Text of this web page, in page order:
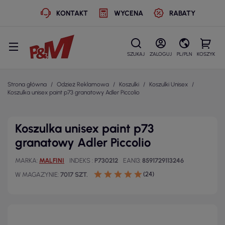
KONTAKT WYCENA RABATY
SZUKAJ ZALOGUJ PL/PLN KOSZYK
Strona główna Odzież Reklamowa Koszulki
Koszulki Unisex
Koszulka unisex paint p73 granatowy Adler Piccolio
Koszulka unisex paint p73
granatowy Adler Piccolio
MARKA MALFINI INDEKS P730212 EAN13 8591729113246
W MAGAZYNIE 7017 SZT. (24)